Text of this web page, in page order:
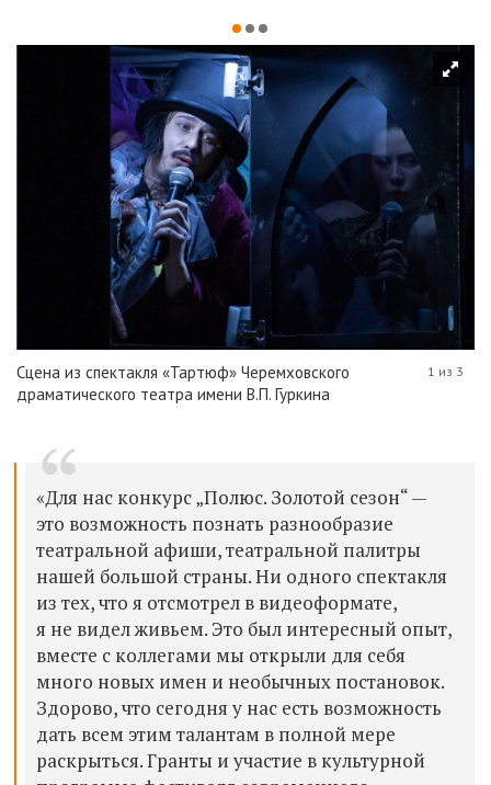
Сцена из спектакля «Тартюф» Черемховского
драматического театра имени В.П. Гуркина
1 из 3
«Для нас конкурс „Полюс. Золотой сезон“ —
это возможность познать разнообразие
театральной афиши, театральной палитры
нашей большой страны. Ни одного спектакля
из тех, что я отсмотрел в видеоформате,
я не видел живьем. Это был интересный опыт,
вместе с коллегами мы открыли для себя
много новых имен и необычных постановок.
Здорово, что сегодня у нас есть возможность
дать всем этим талантам в полной мере
раскрыться. Гранты и участие в культурной